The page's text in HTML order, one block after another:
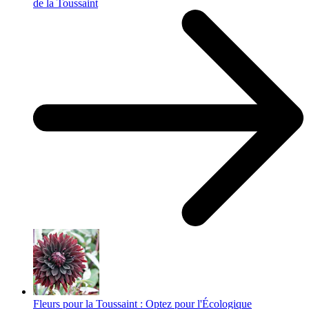
de la Toussaint
Fleurs pour la Toussaint : Optez pour l'Écologique